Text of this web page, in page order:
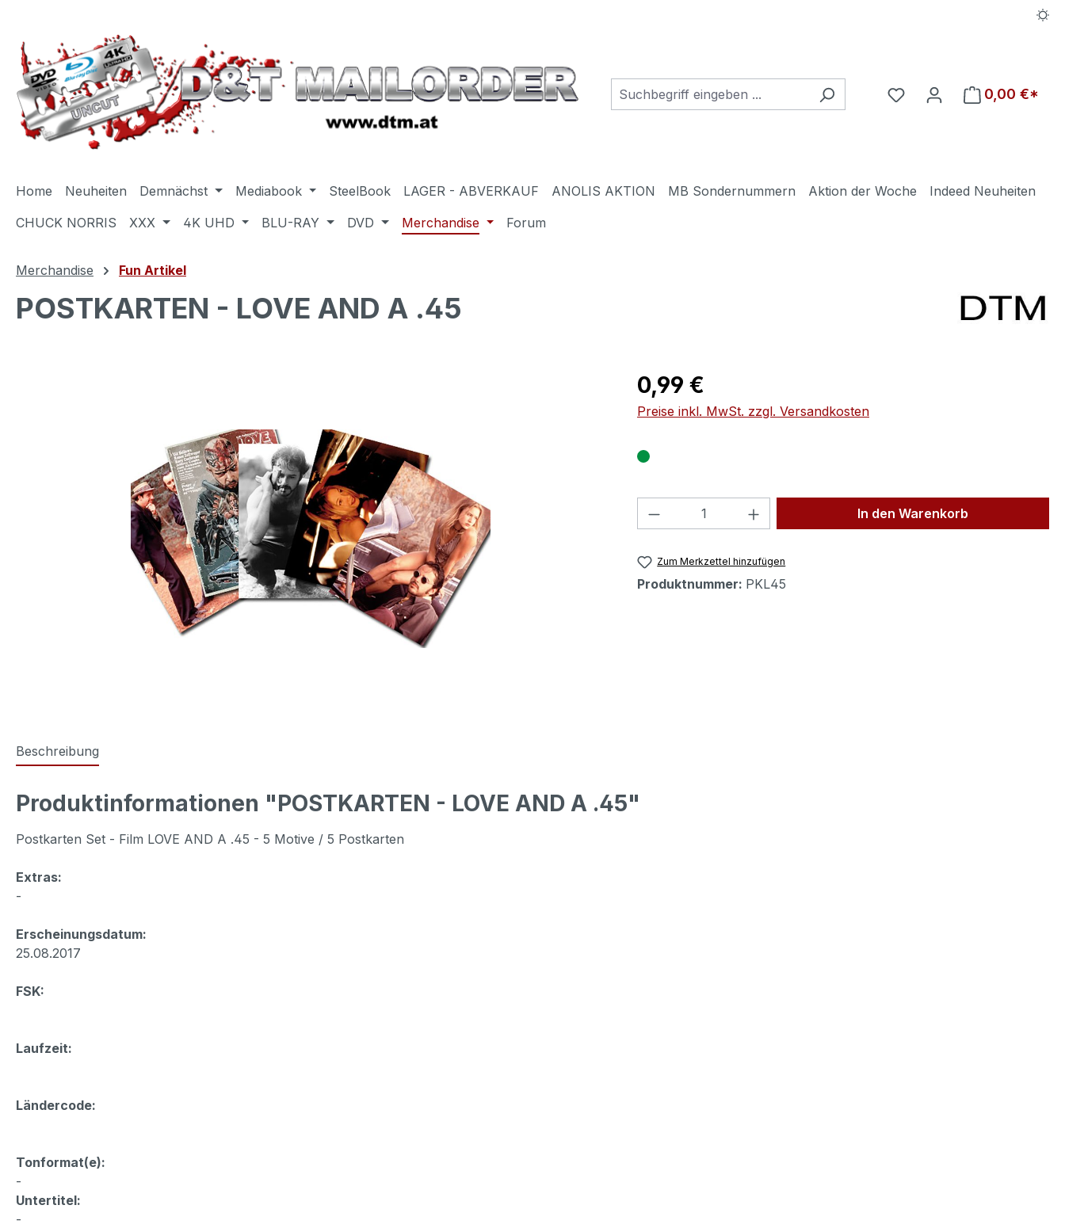
Du hast 0 Produkte auf
0,00 €*
Home Neuheiten Demnächst Mediabook SteelBook LAGER - ABVERKAUF ANOLIS AKTION MB Sondernummern Aktion der Woche
Indeed Neuheiten
CHUCK NORRIS
XXX 4K UHD BLU-RAY DVD Merchandise Forum
Merchandise Fun Artikel
POSTKARTEN - LOVE AND A .45
Regulärer Preis:
0,99 €
Preise inkl. MwSt. zzgl. Versandkosten
Produkt Anzahl: Gib den gewünschten Wert
In den Warenkorb
Zum Merkzettel hinzufügen
Produktnummer: PKL45
Beschreibung
Produktinformationen "POSTKARTEN - LOVE AND A .45"
Postkarten Set - Film LOVE AND A .45 - 5 Motive / 5 Postkarten
Extras:
-
Erscheinungsdatum:
25.08.2017
FSK:
Laufzeit:
Ländercode:
Tonformat(e):
-
Untertitel:
-